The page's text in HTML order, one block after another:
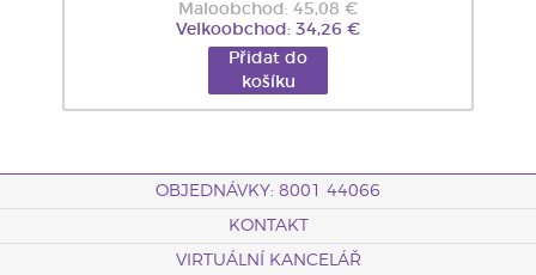
Maloobchod: 45,08 €
Velkoobchod: 34,26 €
Přidat do
košíku
OBJEDNÁVKY: 8001 44066
KONTAKT
VIRTUÁLNÍ KANCELÁŘ